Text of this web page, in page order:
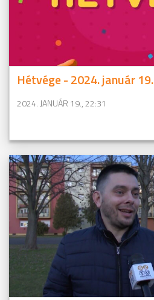
Hétvége - 2024. január 19.
2024. JANUÁR 19., 22:31